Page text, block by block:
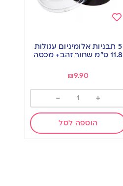
to
wishlist
5 תבניות אלומיניום עגולות
11.8 ס”מ שחור זהב+ מכסה
₪9.90
+
-
הוספה לסל